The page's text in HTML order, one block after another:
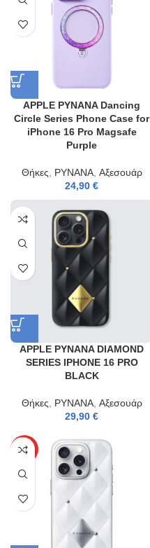
APPLE PYNANA Dancing
Circle Series Phone Case for
iPhone 16 Pro Magsafe
Purple
Θήκες PYNANA, Αξεσουάρ
24,90 €
APPLE PYNANA DIAMOND
SERIES IPHONE 16 PRO
BLACK
Θήκες PYNANA, Αξεσουάρ
29,90 €
HOT